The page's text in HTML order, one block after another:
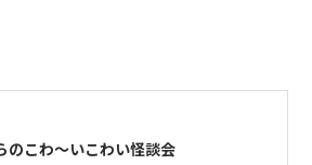
のこわ〜いこわい怪談会